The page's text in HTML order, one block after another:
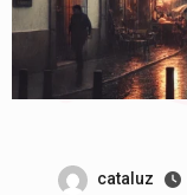
cataluz